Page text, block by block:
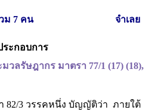
ม 7 คน จำเลย
ระกอบการ
มวลรัษฎากร มาตรา 77/1 (17) (18),
3 วรรคหนึ่ง บัญญัติว่า  ภายใต้